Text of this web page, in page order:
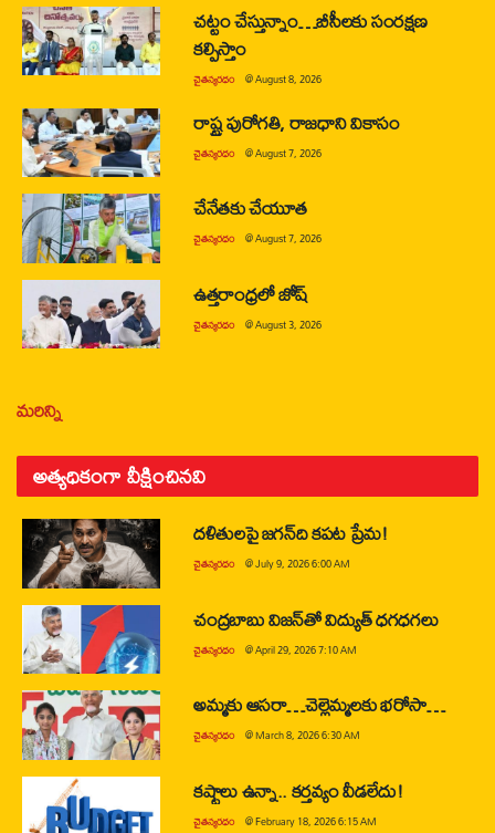
చట్టం చేస్తున్నాం…బీసీలకు సంరక్షణ
కల్పిస్తాం
చైతన్యరధం @August 8, 2026
రాష్ట్ర పురోగతి, రాజధాని వికాసం
చైతన్యరధం @August 7, 2026
చేనేతకు చేయూత
చైతన్యరధం @August 7, 2026
ఉత్తరాంధ్రలో జోష్
చైతన్యరధం @August 3, 2026
మరిన్ని
అత్యధికంగా వీక్షించినవి
దళితులపై జగన్‌ది కపట ప్రేమ!
చైతన్యరధం @July 9, 2026 6:00 AM
చంద్రబాబు విజన్‌తో విద్యుత్ ధగధగలు
చైతన్యరధం @April 29, 2026 7:10 AM
అమ్మకు ఆసరా…చెల్లెమ్మలకు భరోసా…
చైతన్యరధం @March 8, 2026 6:30 AM
కష్టాలు ఉన్నా.. కర్తవ్యం వీడలేదు!
చైతన్యరధం @February 18, 2026 6:15 AM